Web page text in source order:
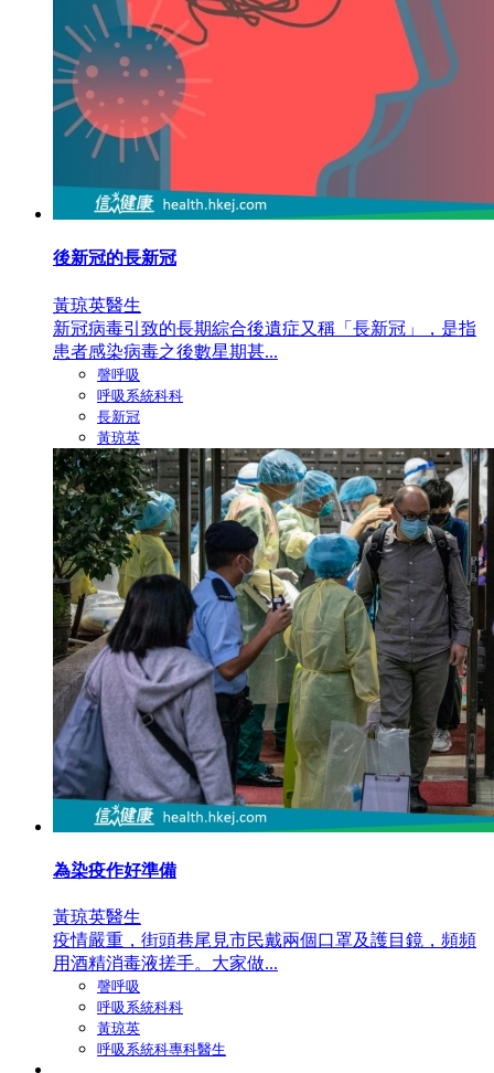
後新冠的長新冠
黃琼英醫生
新冠病毒引致的長期綜合後遺症又稱「長新冠」，是指
患者感染病毒之後數星期甚...
謦呼吸
呼吸系統科科
長新冠
黃琼英
為染疫作好準備
黃琼英醫生
疫情嚴重，街頭巷尾見市民戴兩個口罩及護目鏡，頻頻
用酒精消毒液搓手。大家做...
謦呼吸
呼吸系統科科
黃琼英
呼吸系統科專科醫生